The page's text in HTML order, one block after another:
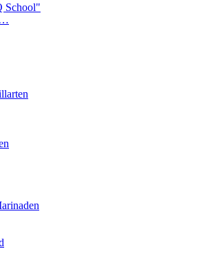
School"